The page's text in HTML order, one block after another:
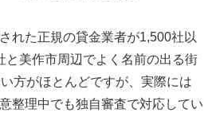
れた正規の貸金業者が1,500社以
と美作市周辺でよく名前の出る街
方がほとんどですが、実際には
整理中でも独自審査で対応してい